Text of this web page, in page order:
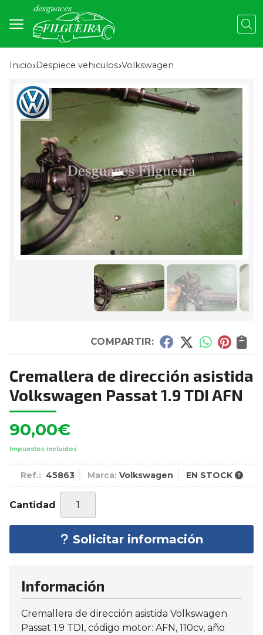
Inicio despiece vehiculos volkswagen
COMPARTIR:
Cremallera de dirección asistida
Volkswagen Passat 1.9 TDI AFN
90,00€
Impuestos incluidos
Ref.: 45863 Marca: Volkswagen EN STOCK
Cantidad
Solicitar información
Información
Cremallera de dirección asistida Volkswagen
Passat 1.9 TDI, código motor: AFN, 110cv, año